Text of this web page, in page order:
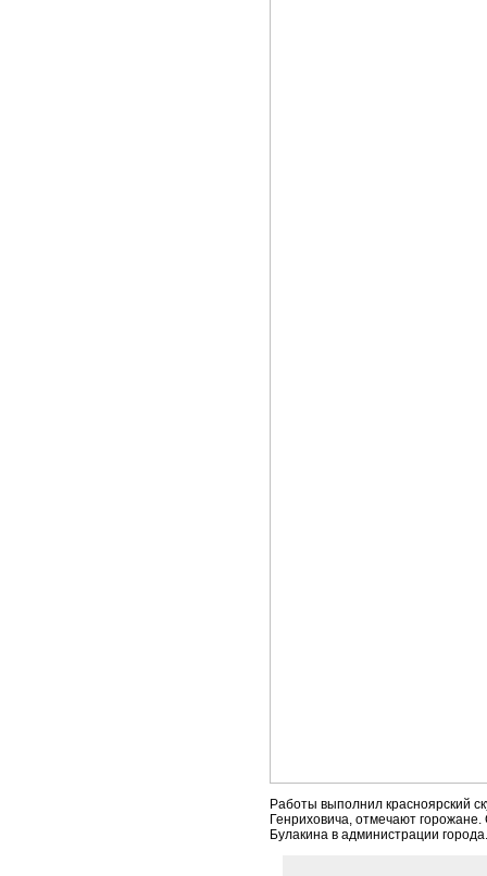
Работы выполнил красноярский
Генриховича, отмечают
Булакина в администрации города.